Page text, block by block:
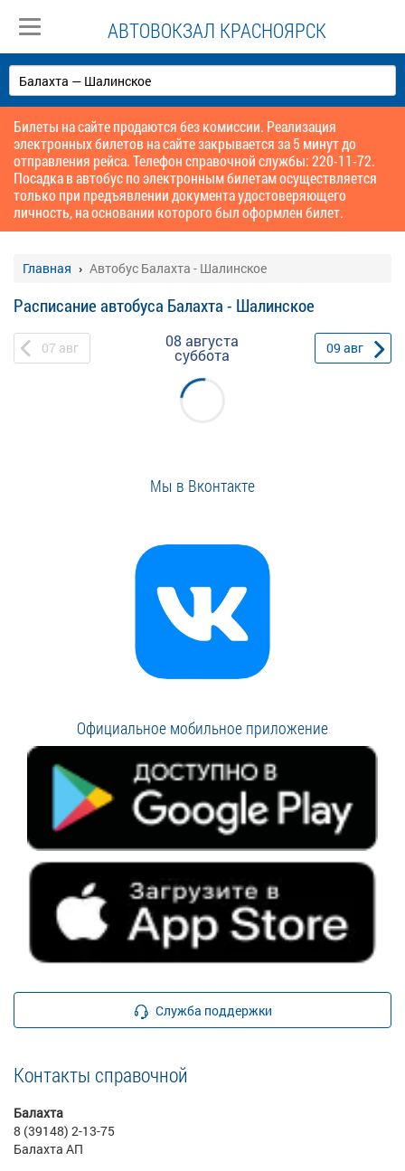
АВТОВОКЗАЛ КРАСНОЯРСК
Билеты на сайте продаются без комиссии. Реализация
электронных билетов на сайте закрывается за 5 минут до
отправления рейса. Телефон справочной службы: 220-11-72.
Посадка в автобус по электронным билетам осуществляется
только при предъявлении документа удостоверяющего
личность, на основании которого был оформлен билет.
Главная Автобус Балахта - Шалинское
Расписание автобуса Балахта - Шалинское
07 авг 08 августа
суббота 09 авг
Мы в Вконтакте
Официальное мобильное приложение
Служба поддержки
Контакты справочной
Балахта
8 (39148) 2-13-75
Балахта АП